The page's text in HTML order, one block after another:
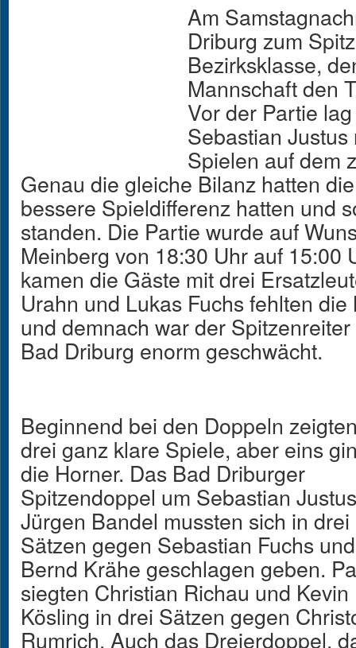
Am
Driburg zum
Bezirksklasse,
Mannschaft den
Vor der Partie
Sebastian
Spielen auf dem
Genau die gleiche Bilanz hatten
bessere Spieldifferenz hatten und
standen. Die Partie wurde auf
Meinberg von 18:30 Uhr auf 15:00
kamen die Gäste mit drei
Urahn und Lukas Fuchs fehlten
und demnach war der
Bad Driburg enorm geschwächt.
Beginnend bei den Doppeln
drei ganz klare Spiele, aber eins
die Horner. Das Bad Driburger
Spitzendoppel um Sebastian
Jürgen Bandel mussten sich in drei
Sätzen gegen Sebastian Fuchs und
Bernd Krähe geschlagen geben.
siegten Christian Richau und Kevin
Kösling in drei Sätzen gegen
Rumrich. Auch das Dreierdoppel,